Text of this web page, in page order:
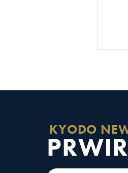
KYODO